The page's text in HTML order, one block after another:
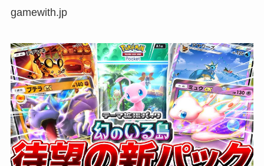
gamewith.jp